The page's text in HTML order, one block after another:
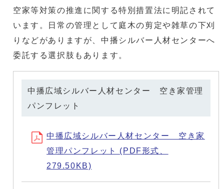
空家等対策の推進に関する特別措置法に明記されて
います。日常の管理として庭木の剪定や雑草の下刈
りなどがありますが、中播シルバー人材センターへ
委託する選択肢もあります。
中播広域シルバー人材センター 空き家管理
パンフレット
中播広域シルバー人材センター 空き家
管理パンフレット (PDF形式、
279.50KB)